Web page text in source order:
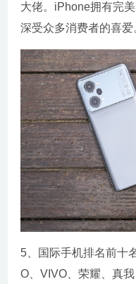
大佬。iPhone拥有完
深受众多消费者的喜爱
5、国际手机排名前十
O、VIVO、荣耀、真